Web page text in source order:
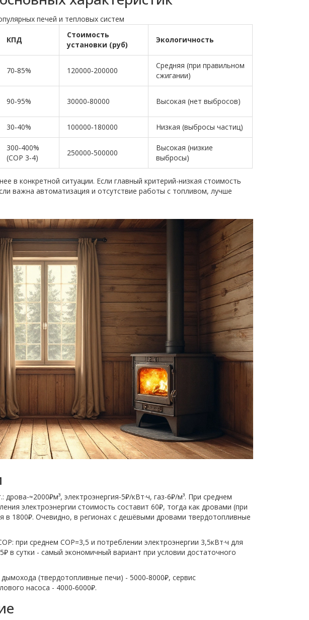
печей и тепловых систем
КПД
Стоимость
установки (руб)
Экологичность
70‑85% 120000‑200000
Средняя (при правильном
сжигании)
90‑95% 30000‑80000 Высокая (нет выбросов)
30‑40% 100000‑180000 Низкая (выбросы частиц)
300‑400%
(COP 3‑4)
250000‑500000
Высокая (низкие
выбросы)
в конкретной ситуации. Если главный критерий-низкая стоимость
важна автоматизация и отсутствие работы с топливом, лучше
≈2000₽м³, электроэнергия-5₽/кВт·ч, газ-6₽/м³. При среднем
электроэнергии стоимость составит 60₽, тогда как дровами (при
в 1800₽. Очевидно, в регионах с дешёвыми дровами твердотопливные
при среднем COP=3,5 и потреблении электроэнергии 3,5кВт·ч для
в сутки - самый экономичный вариант при условии достаточного
(твердотопливные печи) - 5000‑8000₽, сервис
насоса - 4000‑6000₽.